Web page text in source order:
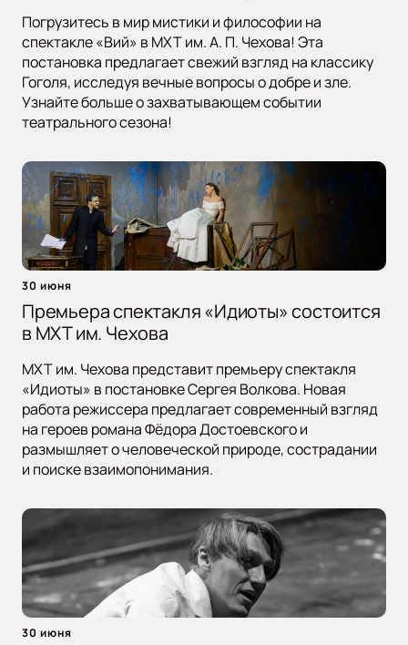
Погрузитесь в мир мистики и философии на
спектакле «Вий» в МХТ им. А. П. Чехова! Эта
постановка предлагает свежий взгляд на классику
Гоголя, исследуя вечные вопросы о добре и зле.
Узнайте больше о захватывающем событии
театрального сезона!
30 июня
Премьера спектакля «Идиоты» состоится
в МХТ им. Чехова
МХТ им. Чехова представит премьеру спектакля
«Идиоты» в постановке Сергея Волкова. Новая
работа режиссера предлагает современный взгляд
на героев романа Фёдора Достоевского и
размышляет о человеческой природе, сострадании
и поиске взаимопонимания.
30 июня